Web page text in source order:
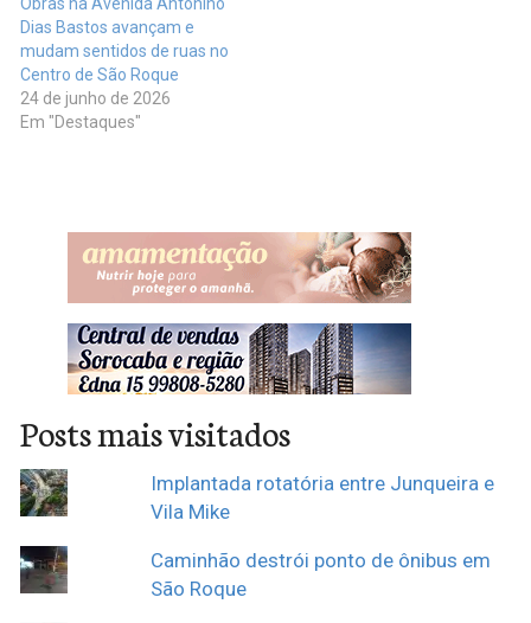
Dias Bastos avançam e
mudam sentidos de ruas no
Centro de São Roque
24 de junho de 2026
Em "Destaques"
Posts mais visitados
Implantada rotatória entre Junqueira e
Vila Mike
Caminhão destrói ponto de ônibus em
São Roque